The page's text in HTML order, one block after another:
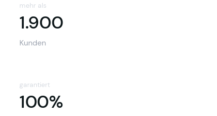
mehr als
1.9001.900
Kunden
garantiert
100%100%